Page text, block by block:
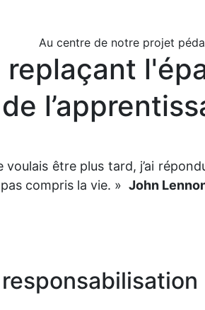
Au centre de notre projet
replaçant
de
voulais être plus tard, j’ai
compris la vie. » John